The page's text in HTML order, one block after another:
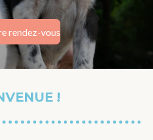
rendez-vous
!